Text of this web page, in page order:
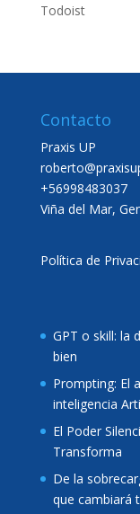
Todoist
Contacto
Praxis UP
+56998483037
Viña del Mar,
Política de
GPT o skill: la
bien
Prompting: El
inteligencia
El Poder
Transforma
De la
que cambiará